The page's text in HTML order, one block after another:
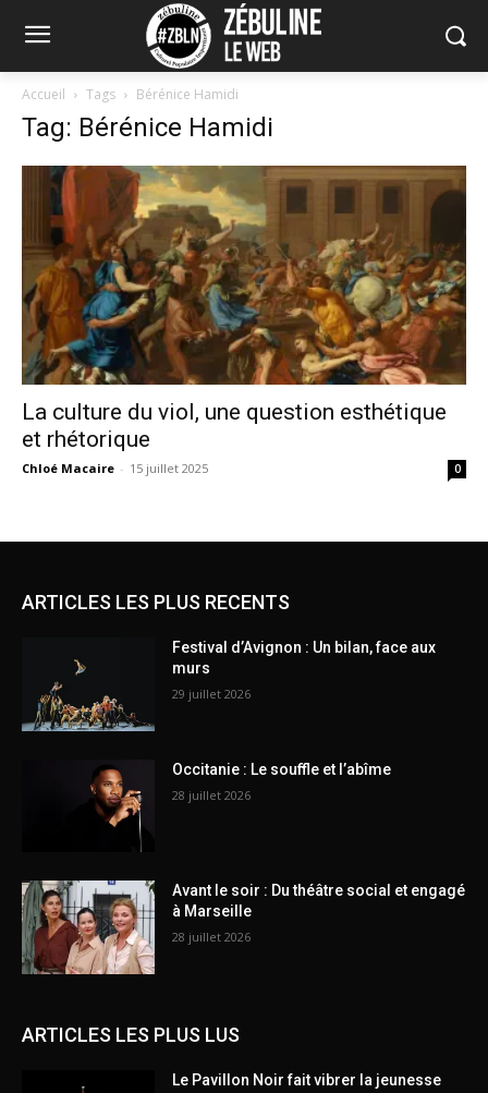
Accueil Tags Bérénice Hamidi
Tag: Bérénice Hamidi
La culture du viol, une question esthétique
et rhétorique
Chloé Macaire - 15 juillet 2025 0
ARTICLES LES PLUS RECENTS
Festival d’Avignon : Un bilan, face aux
murs
29 juillet 2026
Occitanie : Le souffle et l’abîme
28 juillet 2026
Avant le soir : Du théâtre social et engagé
à Marseille
28 juillet 2026
ARTICLES LES PLUS LUS
Le Pavillon Noir fait vibrer la jeunesse